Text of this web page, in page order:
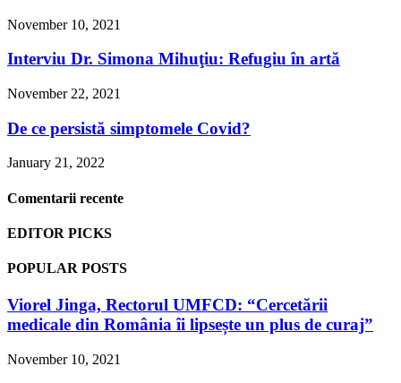
November 10, 2021
Interviu Dr. Simona Mihuţiu: Refugiu în artă
November 22, 2021
De ce persistă simptomele Covid?
January 21, 2022
Comentarii recente
EDITOR PICKS
POPULAR POSTS
Viorel Jinga, Rectorul UMFCD: “Cercetării
medicale din România îi lipsește un plus de curaj”
November 10, 2021